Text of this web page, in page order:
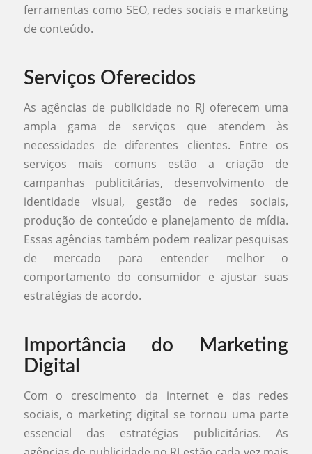
ferramentas como SEO, redes sociais e marketing
de conteúdo.
Serviços Oferecidos
As agências de publicidade no RJ oferecem uma
ampla gama de serviços que atendem às
necessidades de diferentes clientes. Entre os
serviços mais comuns estão a criação de
campanhas publicitárias, desenvolvimento de
identidade visual, gestão de redes sociais,
produção de conteúdo e planejamento de mídia.
Essas agências também podem realizar pesquisas
de mercado para entender melhor o
comportamento do consumidor e ajustar suas
estratégias de acordo.
Importância do Marketing
Digital
Com o crescimento da internet e das redes
sociais, o marketing digital se tornou uma parte
essencial das estratégias publicitárias. As